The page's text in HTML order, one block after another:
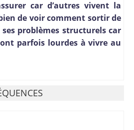
car d’autres vivent la
de voir comment sortir de
problèmes structurels car
parfois lourdes à vivre au